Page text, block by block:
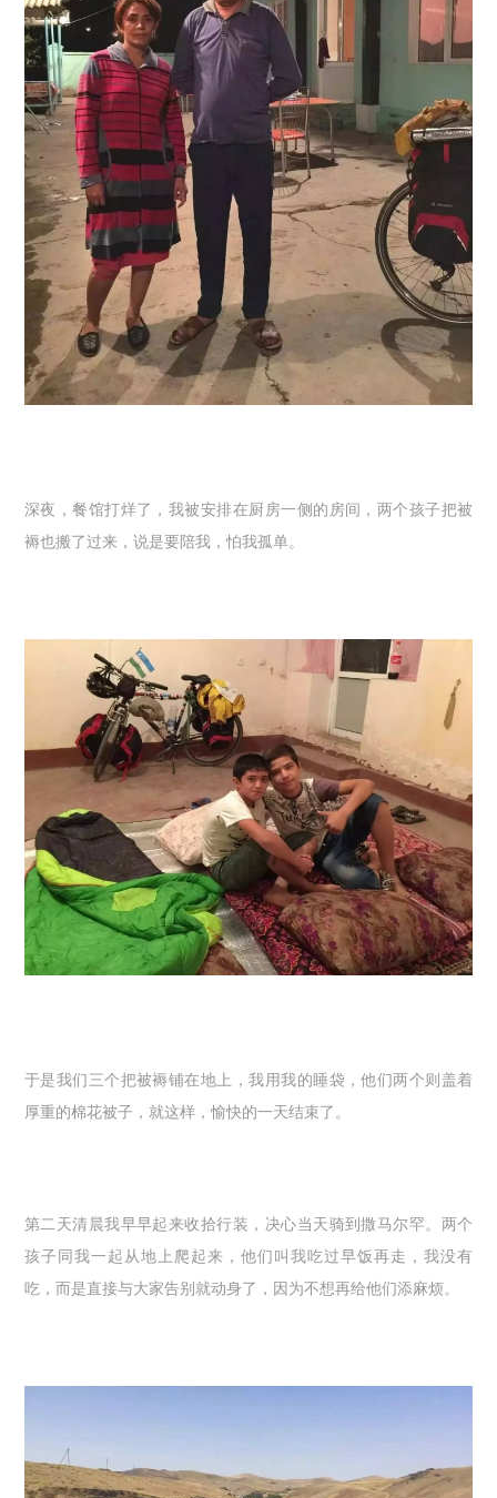
深夜，餐馆打烊了，我被安排在厨房一侧的房间，两个孩子把被
褥也搬了过来，说是要陪我，怕我孤单。
于是我们三个把被褥铺在地上，我用我的睡袋，他们两个则盖着
厚重的棉花被子，就这样，愉快的一天结束了。
第二天清晨我早早起来收拾行装，决心当天骑到撒马尔罕。两个
孩子同我一起从地上爬起来，他们叫我吃过早饭再走，我没有
吃，而是直接与大家告别就动身了，因为不想再给他们添麻烦。